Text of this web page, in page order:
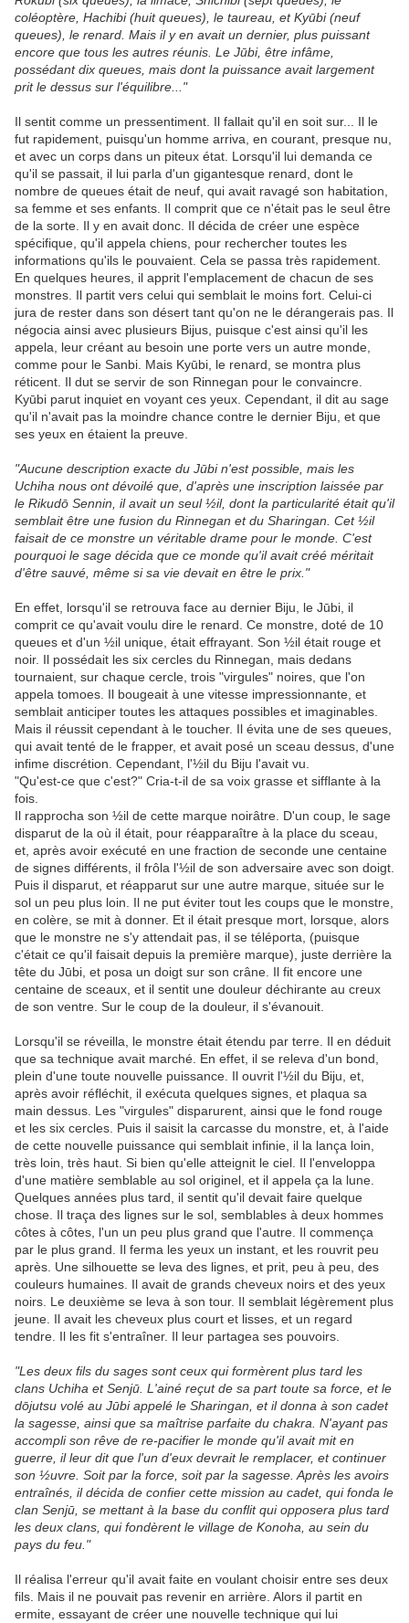
coléoptère, Hachibi (huit queues), le taureau, et Kyūbi (neuf
queues), le renard. Mais il y en avait un dernier, plus puissant
encore que tous les autres réunis. Le Jūbi, être infâme,
possédant dix queues, mais dont la puissance avait largement
prit le dessus sur l'équilibre..."
Il sentit comme un pressentiment. Il fallait qu'il en soit sur... Il le
fut rapidement, puisqu'un homme arriva, en courant, presque nu,
et avec un corps dans un piteux état. Lorsqu'il lui demanda ce
qu'il se passait, il lui parla d'un gigantesque renard, dont le
nombre de queues était de neuf, qui avait ravagé son habitation,
sa femme et ses enfants. Il comprit que ce n'était pas le seul être
de la sorte. Il y en avait donc. Il décida de créer une espèce
spécifique, qu'il appela chiens, pour rechercher toutes les
informations qu'ils le pouvaient. Cela se passa très rapidement.
En quelques heures, il apprit l'emplacement de chacun de ses
monstres. Il partit vers celui qui semblait le moins fort. Celui-ci
jura de rester dans son désert tant qu'on ne le dérangerais pas. Il
négocia ainsi avec plusieurs Bijus, puisque c'est ainsi qu'il les
appela, leur créant au besoin une porte vers un autre monde,
comme pour le Sanbi. Mais Kyūbi, le renard, se montra plus
réticent. Il dut se servir de son Rinnegan pour le convaincre.
Kyūbi parut inquiet en voyant ces yeux. Cependant, il dit au sage
qu'il n'avait pas la moindre chance contre le dernier Biju, et que
ses yeux en étaient la preuve.
"Aucune description exacte du Jūbi n'est possible, mais les
Uchiha nous ont dévoilé que, d'après une inscription laissée par
le Rikudō Sennin, il avait un seul ½il, dont la particularité était qu'il
semblait être une fusion du Rinnegan et du Sharingan. Cet ½il
faisait de ce monstre un véritable drame pour le monde. C'est
pourquoi le sage décida que ce monde qu'il avait créé méritait
d'être sauvé, même si sa vie devait en être le prix."
En effet, lorsqu'il se retrouva face au dernier Biju, le Jūbi, il
comprit ce qu'avait voulu dire le renard. Ce monstre, doté de 10
queues et d'un ½il unique, était effrayant. Son ½il était rouge et
noir. Il possédait les six cercles du Rinnegan, mais dedans
tournaient, sur chaque cercle, trois "virgules" noires, que l'on
appela tomoes. Il bougeait à une vitesse impressionnante, et
semblait anticiper toutes les attaques possibles et imaginables.
Mais il réussit cependant à le toucher. Il évita une de ses queues,
qui avait tenté de le frapper, et avait posé un sceau dessus, d'une
infime discrétion. Cependant, l'½il du Biju l'avait vu.
"Qu'est-ce que c'est?" Cria-t-il de sa voix grasse et sifflante à la
fois.
Il rapprocha son ½il de cette marque noirâtre. D'un coup, le sage
disparut de la où il était, pour réapparaître à la place du sceau,
et, après avoir exécuté en une fraction de seconde une centaine
de signes différents, il frôla l'½il de son adversaire avec son doigt.
Puis il disparut, et réapparut sur une autre marque, située sur le
sol un peu plus loin. Il ne put éviter tout les coups que le monstre,
en colère, se mit à donner. Et il était presque mort, lorsque, alors
que le monstre ne s'y attendait pas, il se téléporta, (puisque
c'était ce qu'il faisait depuis la première marque), juste derrière la
tête du Jūbi, et posa un doigt sur son crâne. Il fit encore une
centaine de sceaux, et il sentit une douleur déchirante au creux
de son ventre. Sur le coup de la douleur, il s'évanouit.
Lorsqu'il se réveilla, le monstre était étendu par terre. Il en déduit
que sa technique avait marché. En effet, il se releva d'un bond,
plein d'une toute nouvelle puissance. Il ouvrit l'½il du Biju, et,
après avoir réfléchit, il exécuta quelques signes, et plaqua sa
main dessus. Les "virgules" disparurent, ainsi que le fond rouge
et les six cercles. Puis il saisit la carcasse du monstre, et, à l'aide
de cette nouvelle puissance qui semblait infinie, il la lança loin,
très loin, très haut. Si bien qu'elle atteignit le ciel. Il l'enveloppa
d'une matière semblable au sol originel, et il appela ça la lune.
Quelques années plus tard, il sentit qu'il devait faire quelque
chose. Il traça des lignes sur le sol, semblables à deux hommes
côtes à côtes, l'un un peu plus grand que l'autre. Il commença
par le plus grand. Il ferma les yeux un instant, et les rouvrit peu
après. Une silhouette se leva des lignes, et prit, peu à peu, des
couleurs humaines. Il avait de grands cheveux noirs et des yeux
noirs. Le deuxième se leva à son tour. Il semblait légèrement plus
jeune. Il avait les cheveux plus court et lisses, et un regard
tendre. Il les fit s'entraîner. Il leur partagea ses pouvoirs.
"Les deux fils du sages sont ceux qui formèrent plus tard les
clans Uchiha et Senjū. L'ainé reçut de sa part toute sa force, et le
dōjutsu volé au Jūbi appelé le Sharingan, et il donna à son cadet
la sagesse, ainsi que sa maîtrise parfaite du chakra. N'ayant pas
accompli son rêve de re-pacifier le monde qu'il avait mit en
guerre, il leur dit que l'un d'eux devrait le remplacer, et continuer
son ½uvre. Soit par la force, soit par la sagesse. Après les avoirs
entraînés, il décida de confier cette mission au cadet, qui fonda le
clan Senjū, se mettant à la base du conflit qui opposera plus tard
les deux clans, qui fondèrent le village de Konoha, au sein du
pays du feu."
Il réalisa l'erreur qu'il avait faite en voulant choisir entre ses deux
fils. Mais il ne pouvait pas revenir en arrière. Alors il partit en
ermite, essayant de créer une nouvelle technique qui lui